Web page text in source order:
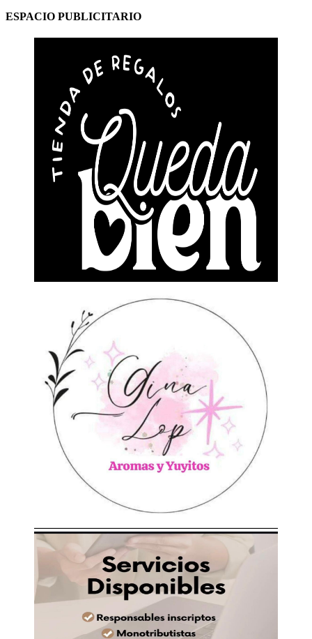
ESPACIO PUBLICITARIO